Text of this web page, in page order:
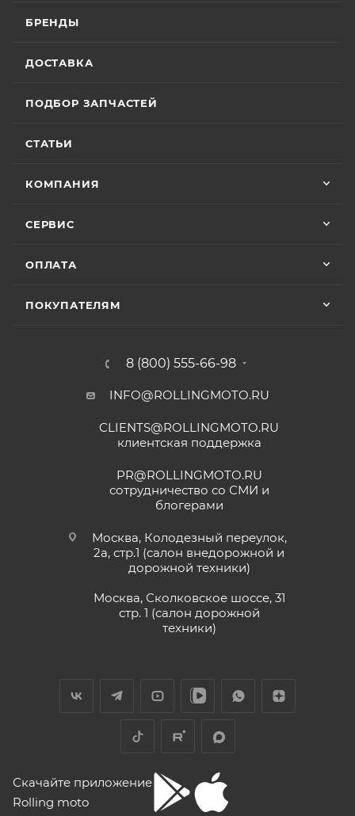
БРЕНДЫ
ДОСТАВКА
ПОДБОР ЗАПЧАСТЕЙ
СТАТЬИ
КОМПАНИЯ
СЕРВИС
ОПЛАТА
ПОКУПАТЕЛЯМ
8 (800) 555-66-98
INFO@ROLLINGMOTO.RU
CLIENTS@ROLLINGMOTO.RU
клиентская поддержка
PR@ROLLINGMOTO.RU
сотрудничество со СМИ и
блогерами
Москва, Колодезный переулок,
2а, стр.1 (салон внедорожной и
дорожной техники)
Москва, Сколковское шоссе, 31
стр. 1 (салон дорожной
техники)
Скачайте приложение
Rolling moto